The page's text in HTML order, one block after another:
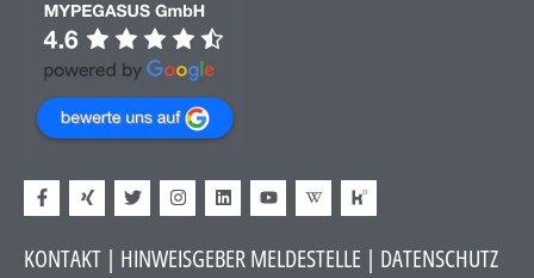
KONTAKT | HINWEISGEBER MELDESTELLE | DATENSCHUTZ